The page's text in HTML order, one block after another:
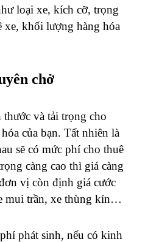
loại xe, kích cỡ, trọng
xe, khối lượng hàng hóa
chở
và tải trọng cho
của bạn. Tất nhiên là
sẽ có mức phí cho thuê
càng cao thì giá càng
vị còn định giá cước
mui trần, xe thùng kín…
phát sinh, nếu có kinh